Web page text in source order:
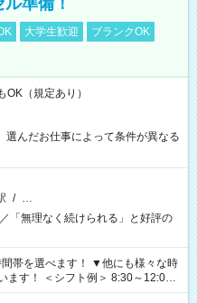
準備！
大学生歓迎
ブランクOK
（規定あり）
んだお仕事によって条件が異なる
/ …
「無理なく続けられる」と好評の
す！ ▼他にも様々な時
ます！ ＜シフト例＞ 8:30～12:00
22:00～翌6:00 など